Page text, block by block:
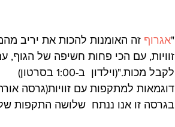
"אגרוף זה האומנות להכות את יריב
זוויות, עם הכי פחות חשיפה של הגוף,
לקבל מכות."(וילדון  ב-1:00 בסרטון)
דוגמאות למתקפות עם זוויות(גרסה
בגרסה זו אנו ננתח  שלושה התקפות